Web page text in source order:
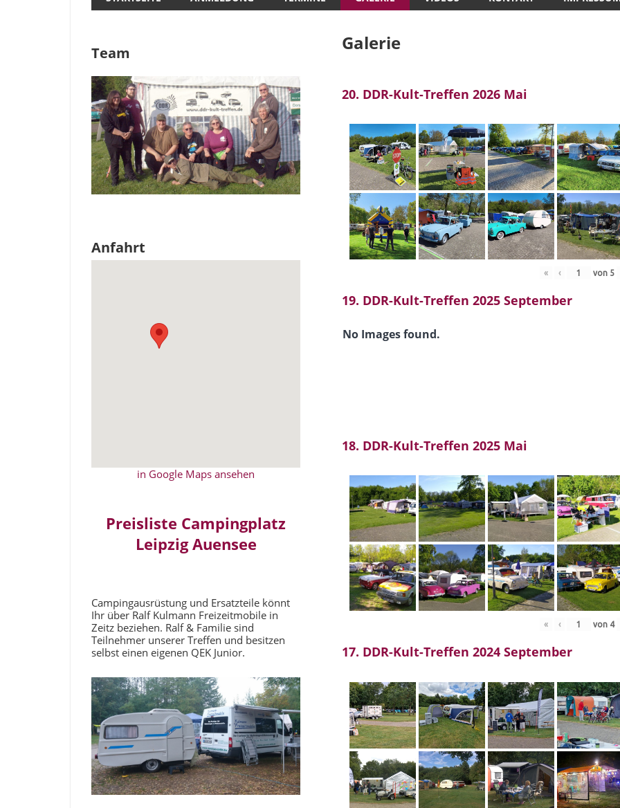
Galerie
20. DDR-Kult-Treffen 2026 Mai
« ‹ von 5
19. DDR-Kult-Treffen 2025 September
No Images found.
18. DDR-Kult-Treffen 2025 Mai
« ‹ von 4
17. DDR-Kult-Treffen 2024 September
Team
Anfahrt
in Google Maps ansehen
Preisliste Campingplatz
Leipzig Auensee
Campingausrüstung und Ersatzteile könnt
Ihr über Ralf Kulmann Freizeitmobile in
Zeitz beziehen. Ralf & Familie sind
Teilnehmer unserer Treffen und besitzen
selbst einen eigenen QEK Junior.